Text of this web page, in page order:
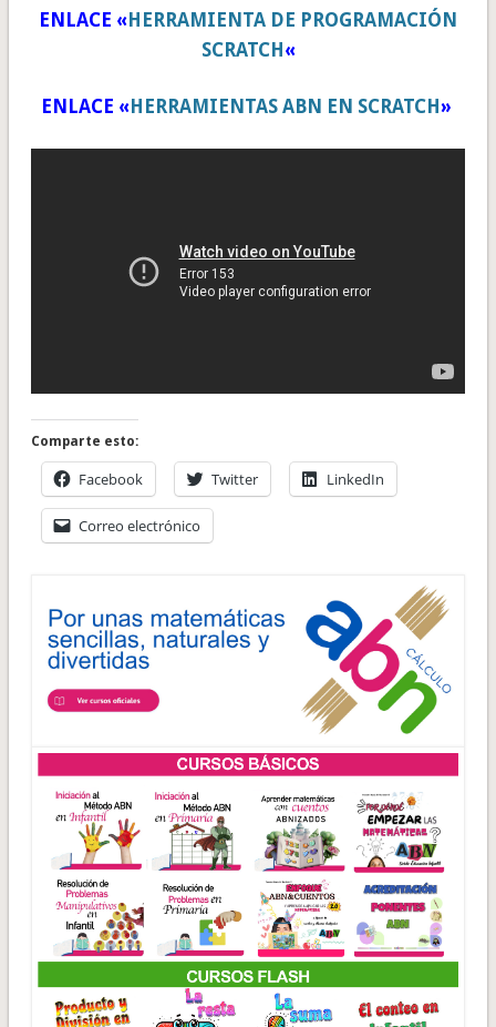
ENLACE «HERRAMIENTA DE PROGRAMACIÓN
SCRATCH«
ENLACE «HERRAMIENTAS ABN EN SCRATCH»
Comparte esto:
Facebook Twitter LinkedIn
Correo electrónico